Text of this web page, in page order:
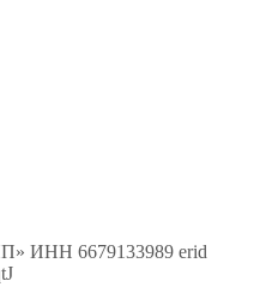
ИНН 6679133989 erid